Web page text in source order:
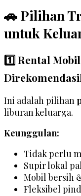
🚗 Pilihan
untuk
1️⃣ Rental
Ini adalah pilihan
liburan keluarga.
Keunggulan:
Tidak perlu
Supir lokal
Mobil bersih
Fleksibel